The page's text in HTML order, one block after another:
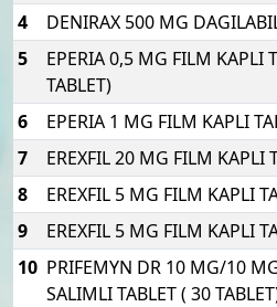
4
DENIRAX 500 MG
5
EPERIA 0,5 MG FILM KAPLI
TABLET)
6 EPERIA 1 MG FILM KAPLI
7
EREXFIL 20 MG FILM KAPLI
8
EREXFIL 5 MG FILM KAPLI
9
EREXFIL 5 MG FILM KAPLI
10 PRIFEMYN DR 10 MG/10
SALIMLI TABLET ( 30